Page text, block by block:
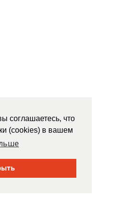
соглашаетесь, что
(cookies) в вашем